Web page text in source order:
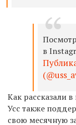
в
Как рассказали
Усс также
свою месячную